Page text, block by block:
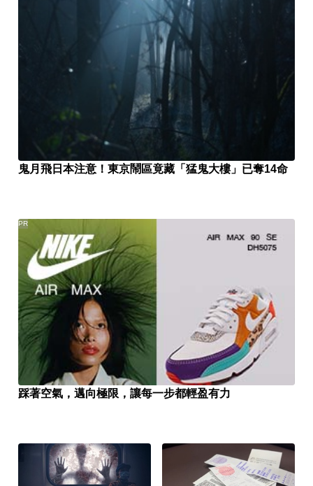
鬼月飛日本注意！東京鬧區竟藏「猛鬼大樓」已奪14命
踩著空氣，邁向極限，讓每一步都輕盈有力
PR